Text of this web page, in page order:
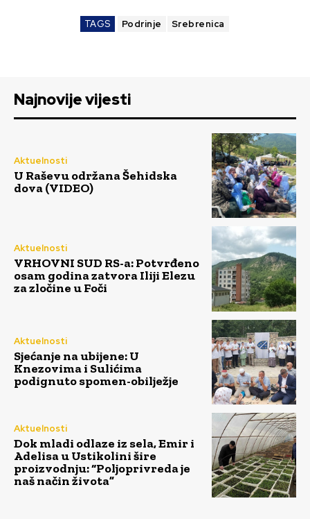
TAGS Podrinje Srebrenica
Najnovije vijesti
Aktuelnosti
U Raševu održana Šehidska
dova (VIDEO)
Aktuelnosti
VRHOVNI SUD RS-a: Potvrđeno
osam godina zatvora Iliji Elezu
za zločine u Foči
Aktuelnosti
Sjećanje na ubijene: U
Knezovima i Sulićima
podignuto spomen-obilježje
Aktuelnosti
Dok mladi odlaze iz sela, Emir i
Adelisa u Ustikolini šire
proizvodnju: “Poljoprivreda je
naš način života”